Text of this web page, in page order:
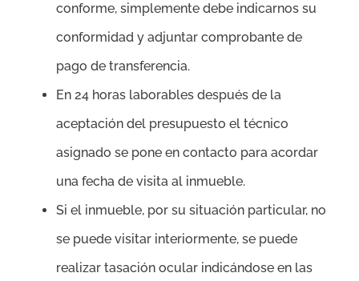
conforme, simplemente debe indicarnos su
conformidad y adjuntar comprobante de
pago de transferencia.
En 24 horas laborables después de la
aceptación del presupuesto el técnico
asignado se pone en contacto para acordar
una fecha de visita al inmueble.
Si el inmueble, por su situación particular, no
se puede visitar interiormente, se puede
realizar tasación ocular indicándose en las